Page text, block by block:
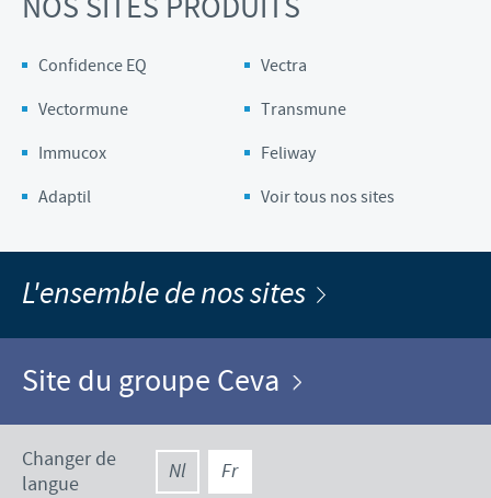
NOS SITES PRODUITS
Confidence EQ
Vectra
Vectormune
Transmune
Immucox
Feliway
Adaptil
Voir tous nos sites
L'ensemble de nos sites
Site du groupe Ceva
Changer de
langue
Nl Fr